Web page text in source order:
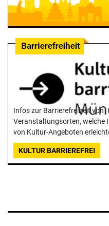
Infos zur Barrierefreiheit von
Veranstaltungsorten, welche
von Kultur-Angeboten
KULTUR BARRIEREFREI